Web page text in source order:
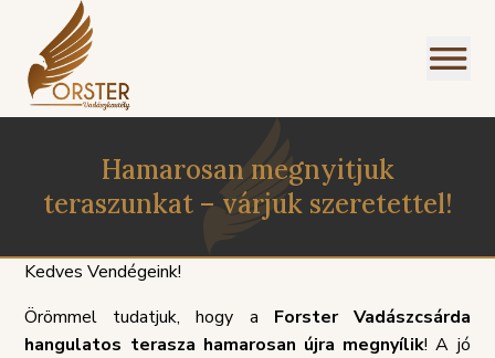
Hamarosan megnyitjuk
teraszunkat – várjuk szeretettel!
Kedves Vendégeink!
Örömmel tudatjuk, hogy a Forster Vadászcsárda
hangulatos terasza hamarosan újra megnyílik! A jó